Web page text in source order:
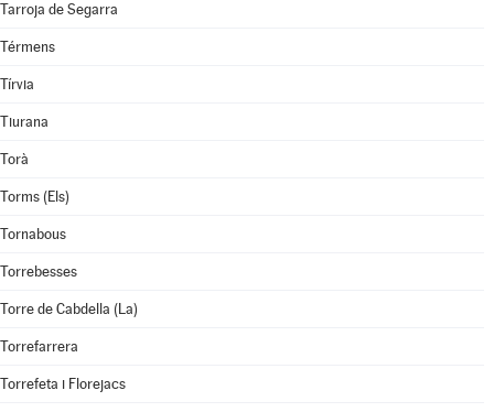
Tarroja de Segarra
Térmens
Tírvia
Tiurana
Torà
Torms (Els)
Tornabous
Torrebesses
Torre de Cabdella (La)
Torrefarrera
Torrefeta i Florejacs